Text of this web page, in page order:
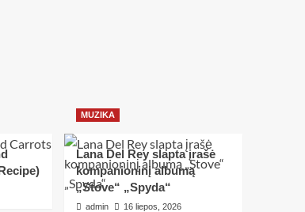
MUZIKA
Lana Del Rey slapta įrašė
kompanioninį albumą
„Stove“ „Spyda“
admin 16 liepos, 2026